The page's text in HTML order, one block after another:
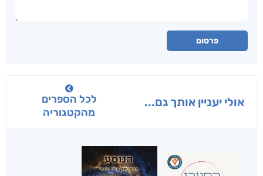
פרסום
אולי יעניין אותך גם...
לכל הספרים
מהקטגוריה